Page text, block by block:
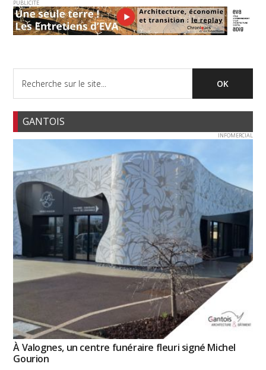
PUBLICITE
GANTOIS
INFOMERCIAL
À Valognes, un centre funéraire fleuri signé Michel
Gourion